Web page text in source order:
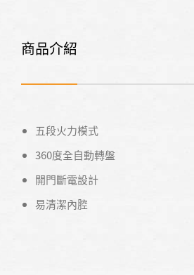
商品介紹
五段火力模式
360度全自動轉盤
開門斷電設計
易清潔內腔